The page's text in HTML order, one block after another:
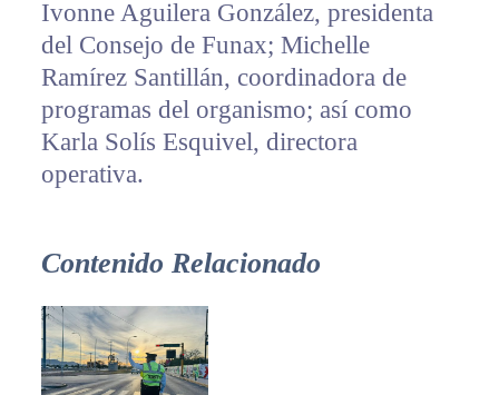
Ivonne Aguilera González, presidenta
del Consejo de Funax; Michelle
Ramírez Santillán, coordinadora de
programas del organismo; así como
Karla Solís Esquivel, directora
operativa.
Contenido Relacionado